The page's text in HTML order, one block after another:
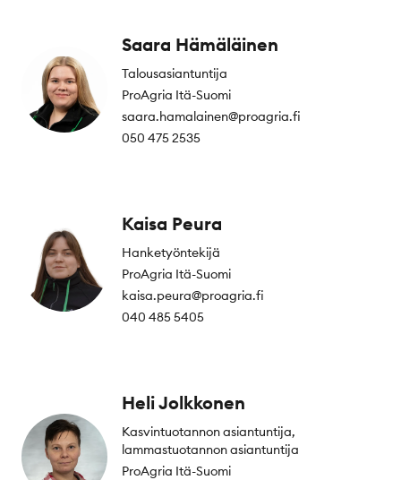
Saara Hämäläinen
Talousasiantuntija
ProAgria Itä-Suomi
saara.hamalainen@proagria.fi
050 475 2535
Kaisa Peura
Hanketyöntekijä
ProAgria Itä-Suomi
kaisa.peura@proagria.fi
040 485 5405
Heli Jolkkonen
Kasvintuotannon asiantuntija,
lammastuotannon asiantuntija
ProAgria Itä-Suomi